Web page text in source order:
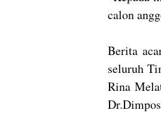
calon
Berita
seluruh
Rina